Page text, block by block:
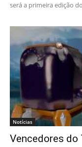
será a primeira edição
Notícias
Vencedores do